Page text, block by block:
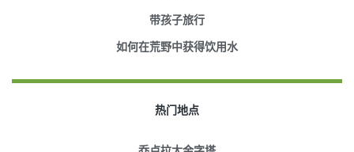
带孩子旅行
如何在荒野中获得饮用水
热门地点